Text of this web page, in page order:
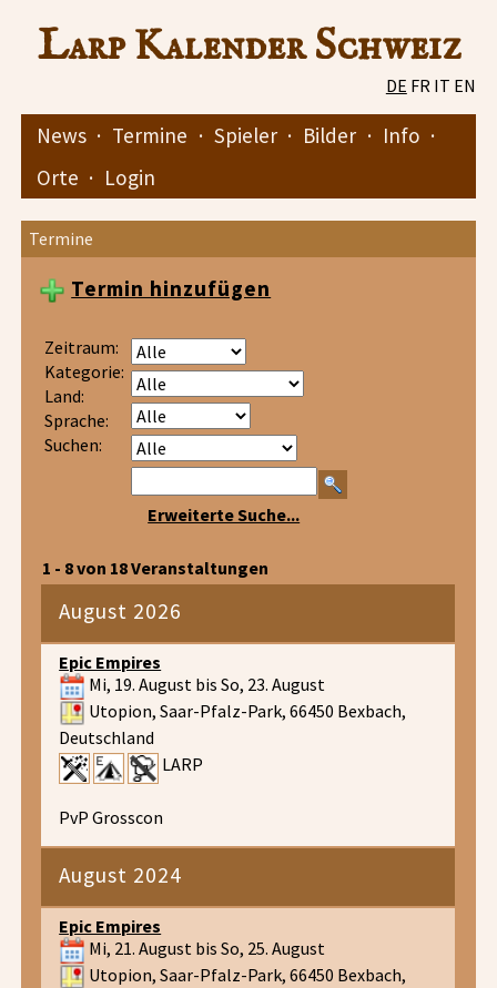
Larp Kalender Schweiz
DE FR IT EN
News · Termine · Spieler · Bilder · Info ·
Orte · Login
Termine
Termin hinzufügen
Zeitraum:
Kategorie:
Land:
Sprache:
Suchen:
Erweiterte Suche...
1 - 8 von 18 Veranstaltungen
August 2026
Epic Empires
Mi, 19. August bis So, 23. August
Utopion, Saar-Pfalz-Park, 66450 Bexbach,
Deutschland
LARP
PvP Grosscon
August 2024
Epic Empires
Mi, 21. August bis So, 25. August
Utopion, Saar-Pfalz-Park, 66450 Bexbach,